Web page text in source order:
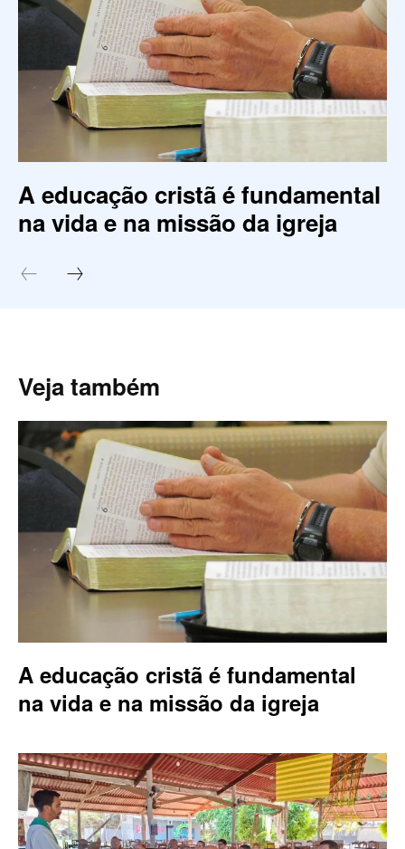
A educação cristã é fundamental
na vida e na missão da igreja
Veja também
A educação cristã é fundamental
na vida e na missão da igreja